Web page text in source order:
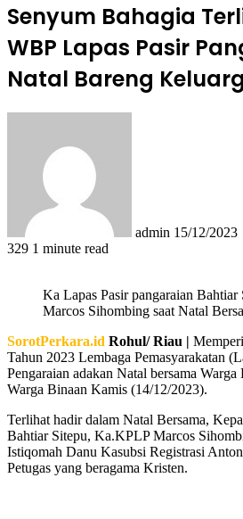
Senyum Bahagia
WBP Lapas Pasir
Natal Bareng
admin 15/12/2023
329 1 minute read
Ka Lapas Pasir pangaraian
Marcos Sihombing saat Natal
SorotPerkara.id Rohul/ Riau |
Tahun 2023 Lembaga Pemasyarakatan
Pengaraian adakan Natal bersama
Warga Binaan Kamis (14/12/2023).
Terlihat hadir dalam Natal Bersama,
Bahtiar Sitepu, Ka.KPLP Marcos
Istiqomah Danu Kasubsi Registrasi
Petugas yang beragama Kristen.